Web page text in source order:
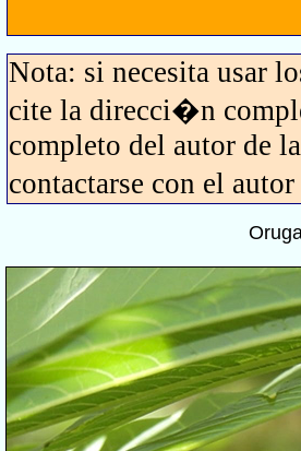
Nota: si necesita usar
cite la direcci�n
completo del autor de
contactarse con el